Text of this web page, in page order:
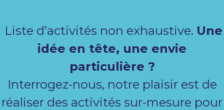
Liste d’activités non exhaustive. Une
idée en tête, une envie
particulière ?
Interrogez-nous, notre plaisir est de
réaliser des activités sur-mesure pour